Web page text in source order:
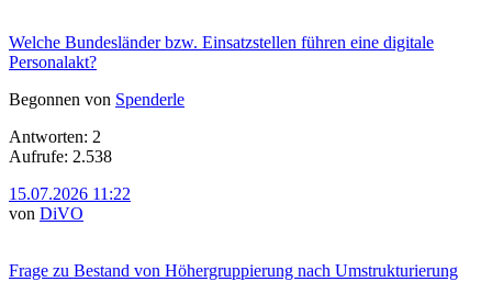
Welche Bundesländer bzw. Einsatzstellen führen eine digitale
Personalakt?
Begonnen von Spenderle
Antworten: 2
Aufrufe: 2.538
15.07.2026 11:22
von DiVO
Frage zu Bestand von Höhergruppierung nach Umstrukturierung